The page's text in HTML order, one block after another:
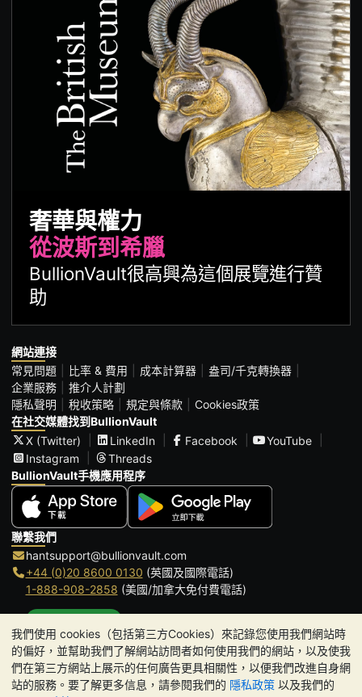
我們使用 cookies（包括第三方Cookies）來記錄您使用我們網站時
的偏好，並幫助我們了解網站訪問者如何使用我們的網站，以及使我
們在第三方網站上展示的任何廣告更具相關性，以便我們改進自身網
站的服務。要了解更多信息，請參閱我們的 隱私政策 以及我們的
奢華與權力
從波斯到希臘
BullionVault很高興為這個展覽進行贊
助
網站連接
常見問題
比率 & 費用 成本計算器
盎司/千克轉換器
企業服務
推介人計劃
隱私聲明
稅收策略 規定與條款
Cookies政策
在社交媒體找到BullionVault
X (Twitter)
LinkedIn Facebook
YouTube
Instagram
Threads
BullionVault手機應用程序
聯繫我們
hantsupport@bullionvault.com
+44 (0)20 8600 0130 (英國及國際電話)
1-888-908-2858 (美國/加拿大免付費電話)
辦公時間:
9am to 8:30pm (英國時間), 周一至周五
Galmarley Ltd T/A BullionVault